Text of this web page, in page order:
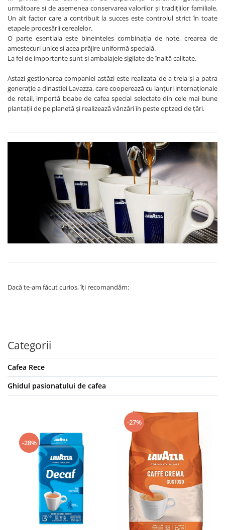
următoare si de asemenea conservarea valorilor și tradițiilor familiale.
Un alt factor care a contribuit la succes este controlul strict în toate
etapele procesării cerealelor.
O parte esentiala este bineinteles combinația de note, crearea de
amestecuri unice si acea prăjire uniformă specială.
La fel de importante sunt si ambalajele sigilate de înaltă calitate.
Astazi gestionarea companiei astăzi este realizata de a treia și a patra
generație a dinastiei Lavazza, care cooperează cu lanțuri internaționale
de retail, importă boabe de cafea special selectate din cele mai bune
plantații de pe planetă și realizează vânzări în peste optzeci de țări.
Dacă te-am făcut curios, îți recomandăm:
Categorii
Cafea Rece
Ghidul pasionatului de cafea
-28%
-27%